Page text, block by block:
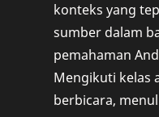
konteks yang
sumber dalam
pemahaman
Mengikuti kelas
berbicara,